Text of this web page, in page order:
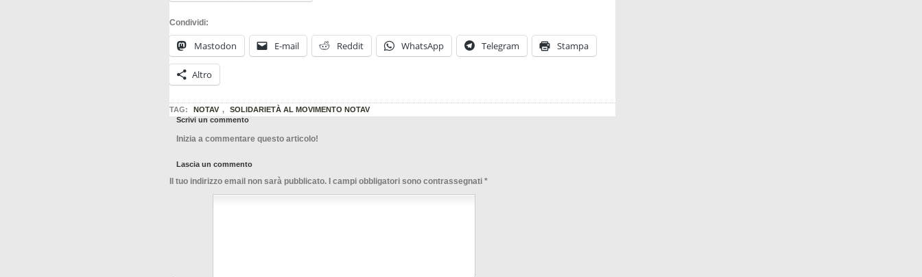
Condividi:
Mastodon E-mail Reddit WhatsApp Telegram Stampa
Altro
TAG: NOTAV ,
SOLIDARIETÀ AL MOVIMENTO NOTAV
Scrivi un commento
Inizia a commentare questo articolo!
Lascia un commento
Il tuo indirizzo email non sarà pubblicato. I campi obbligatori sono contrassegnati *